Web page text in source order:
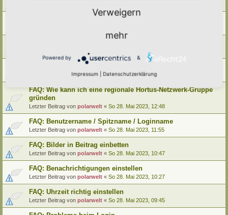
FAQ: Wie kann ich meine alte Lebensinsel umziehen
Mo 29. Mai 2023, 10:33
FAQ: Profil ändern / Hortus-Namen hinterlegen
Letzter Beitrag vonpolarwelt «Mo 29. Mai 2023, 08:03
FAQ: Wie kann ich eine regionale Hortus-Netzwerk-Gruppe
gründen
Letzter Beitrag von polarwelt « So 28. Mai 2023, 12:48
FAQ: Benutzername / Spitzname / Loginname
Letzter Beitrag von polarwelt « So 28. Mai 2023, 11:55
FAQ: Bilder in Beitrag einbetten
Letzter Beitrag von polarwelt « So 28. Mai 2023, 10:47
FAQ: Benachrichtigungen einstellen
Letzter Beitrag von polarwelt « So 28. Mai 2023, 10:27
FAQ: Uhrzeit richtig einstellen
Letzter Beitrag von polarwelt « So 28. Mai 2023, 09:45
Verweigern
mehr
Powered by &
Impressum Datenschutzerklärung